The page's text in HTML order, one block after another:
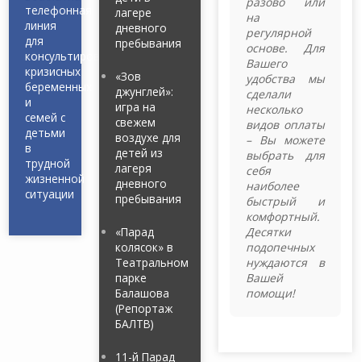
телефонная
линия
для
консультирования
кризисных
беременных
и
семей с
детьми
в
трудной
жизненной
ситуации
лагере
дневного
пребывания
«Зов
джунглей»:
игра на
свежем
воздухе для
детей из
лагеря
дневного
пребывания
«Парад
колясок» в
Театральном
парке
Балашова
(Репортаж
БАЛТВ)
11-й Парад
на
регулярной
основе. Для
Вашего
удобства мы
сделали
несколько
видов оплаты
– Вы можете
выбрать для
себя
наиболее
быстрый и
комфортный.
Десятки
подопечных
нуждаются в
Вашей
помощи!